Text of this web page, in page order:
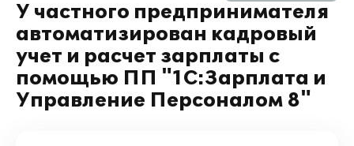
У частного предпринимателя
автоматизирован кадровый
учет и расчет зарплаты с
помощью ПП "1С:Зарплата и
Управление Персоналом 8"